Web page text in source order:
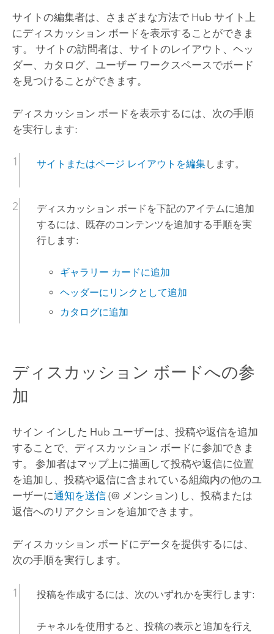
サイトの編集者は、さまざまな方法で Hub サイト上
にディスカッション ボードを表示することができま
す。 サイトの訪問者は、サイトのレイアウト、ヘッ
ダー、カタログ、ユーザー ワークスペースでボード
を見つけることができます。
ディスカッション ボードを表示するには、次の手順
を実行します:
サイトまたはページ レイアウトを編集します。
ディスカッション ボードを下記のアイテムに追加
するには、既存のコンテンツを追加する手順を実
行します:
ギャラリー カードに追加
ヘッダーにリンクとして追加
カタログに追加
ディスカッション ボードへの参
加
サイン インした Hub ユーザーは、投稿や返信を追加
することで、ディスカッション ボードに参加できま
す。 参加者はマップ上に描画して投稿や返信に位置
を追加し、投稿や返信に含まれている組織内の他のユ
ーザーに通知を送信(@ メンション) し、投稿または
返信へのリアクションを追加できます。
ディスカッション ボードにデータを提供するには、
次の手順を実行します。
投稿を作成するには、次のいずれかを実行します:
チャネルを使用すると、投稿の表示と追加を行え